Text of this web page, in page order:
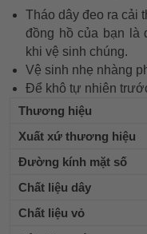
Tháo dây đeo ra cải
đồng hồ của bạn là
khi vệ sinh chúng.
Vệ sinh nhẹ nhàng
Để khô tự nhiên
Thương hiệu
Xuất xứ thương hiệu
Đường kính mặt số
Chất liệu dây
Chất liệu vỏ